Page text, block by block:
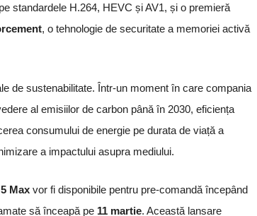
standardele H.264, HEVC și AV1, și o premieră
, o tehnologie de securitate a memoriei activă
de sustenabilitate. Într-un moment în care compania
al emisiilor de carbon până în 2030, eficiența
consumului de energie pe durata de viață a
a impactului asupra mediului.
Maxvor fi disponibile pentru pre-comandă începând
să înceapă pe 11 martie. Această lansare